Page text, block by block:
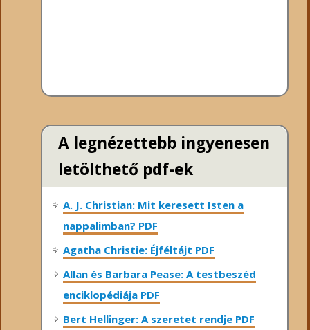
A legnézettebb ingyenesen
letölthető pdf-ek
A. J. Christian: Mit keresett Isten a
nappalimban? PDF
Agatha Christie: Éjféltájt PDF
Allan és Barbara Pease: A testbeszéd
enciklopédiája PDF
Bert Hellinger: A ​szeretet rendje PDF